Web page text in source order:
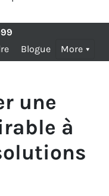
Blogue More
une
à